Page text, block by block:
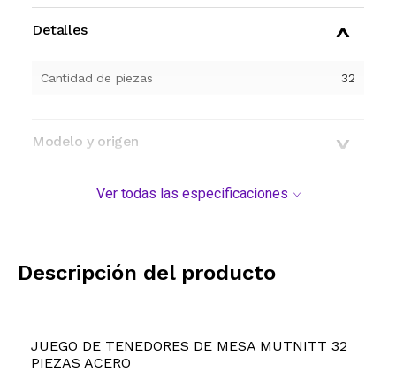
Detalles
Cantidad de piezas 32
Modelo y origen
Ver todas las especificaciones
Descripción del producto
JUEGO DE TENEDORES DE MESA MUTNITT 32
PIEZAS ACERO